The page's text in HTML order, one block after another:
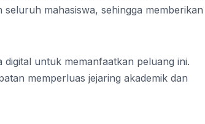
mahasiswa, sehingga memberikan
untuk memanfaatkan peluang ini.
memperluas jejaring akademik dan